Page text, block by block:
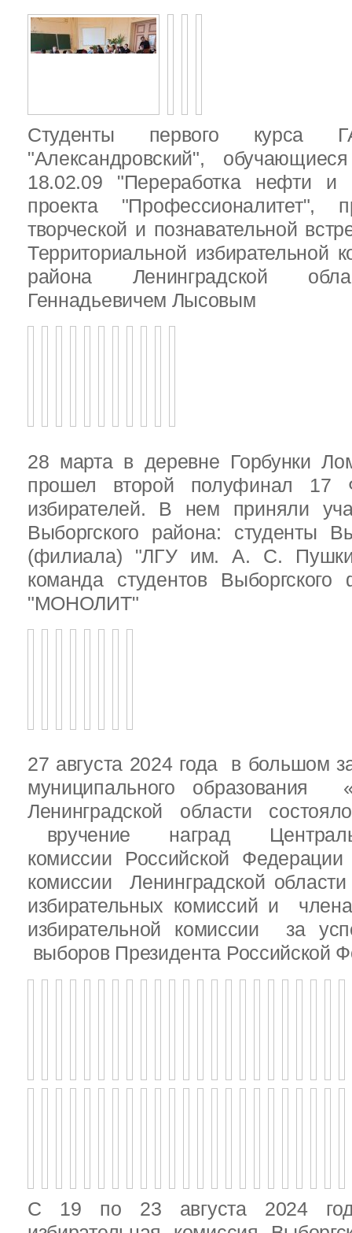
Студенты первого
"Александровский",
18.02.09 "Переработка нефти и
проекта "Профессионалитет",
творческой и познавательной
Территориальной избирательной
района Ленинградской
Геннадьевичем Лысовым
28 марта в деревне Горбунки
прошел второй полуфинал 17
избирателей. В нем приняли
Выборгского района: студенты
(филиала) "ЛГУ им. А. С.
команда студентов
"МОНОЛИТ"
27 августа 2024 года в большом
муниципального образования
Ленинградской области
вручение наград
комиссии Российской
комиссии Ленинградской
избирательных комиссий и
избирательной комиссии за
выборов Президента Российской
С 19 по 23 августа 2024